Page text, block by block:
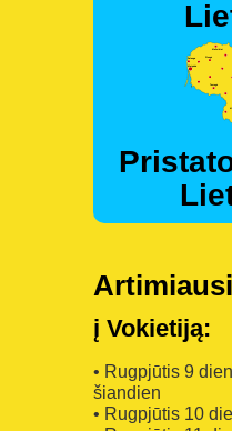
į Vokietiją:
• Rugpjūtis 9
šiandien
• Rugpjūtis 10